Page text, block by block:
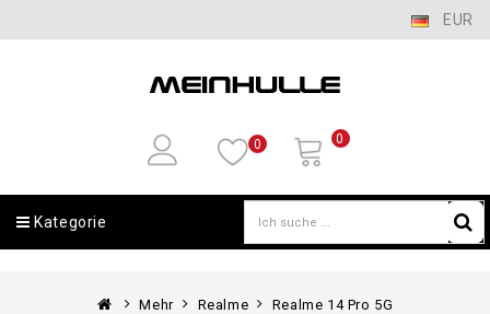
EUR
0 0
Kategorie
Mehr Realme Realme 14 Pro 5G